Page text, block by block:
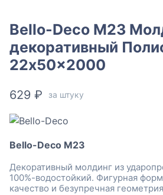
Bello-Deco M23
декоративный
22x50x2000
629 ₽ за штуку
Bello-Deco M23
Декоративный молдинг из
100%-водостойкий. Фигурная
качество и безупречная